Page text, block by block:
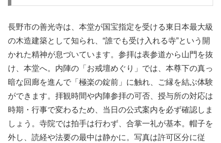
長野市の善光寺は、本堂が国宝指定を受ける東日本最大級
の木造建築として知られ、“誰でも受け入れる寺”という開
かれた精神が息づいています。参拝は表参道から山門を抜
け、本堂へ。内陣の「お戒壇めぐり」では、本尊下の真っ
暗な回廊を進んで「極楽の錠前」に触れ、ご縁を結ぶ体験
ができます。拝観時間や内陣参拝の可否、授与所の対応は
時期・行事で変わるため、当日の公式案内を必ず確認しま
しょう。寺院では拍手は行わず、合掌一礼が基本。帽子を
外し、読経や法要の最中は静かに。写真は許可区分に従